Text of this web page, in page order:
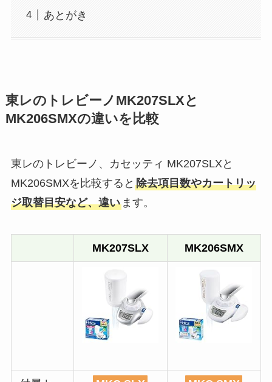
あとがき
東レのトレビーノMK207SLXと
MK206SMXの違いを比較
東レのトレビーノ、カセッティ MK207SLXと
MK206SMXを比較すると 除去項目数やカートリッ
ジ取替目安など、違います。
MK207SLX MK206SMX